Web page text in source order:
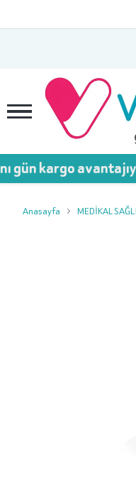
avantajıyla
Anasayfa MEDİKAL